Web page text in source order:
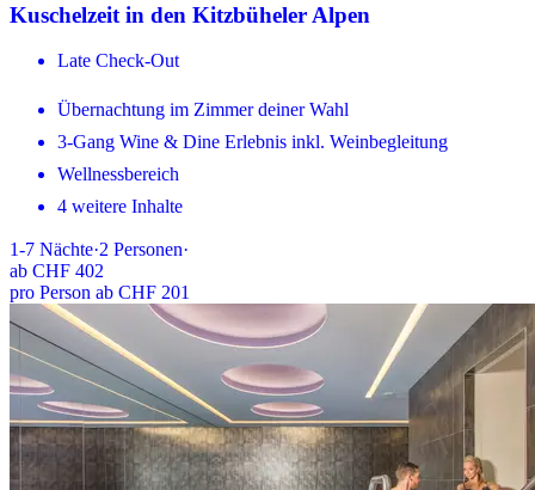
Kuschelzeit in den Kitzbüheler Alpen
Late Check-Out
Übernachtung im Zimmer deiner Wahl
3-Gang Wine & Dine Erlebnis inkl. Weinbegleitung
Wellnessbereich
4 weitere Inhalte
1-7 Nächte·2 Personen·
ab CHF 402
pro Person ab CHF 201